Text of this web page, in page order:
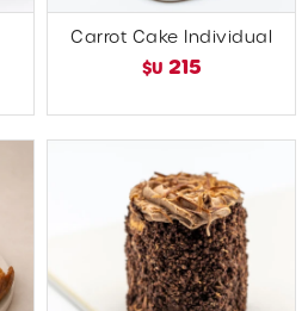
Carrot Cake Individual
$U 215